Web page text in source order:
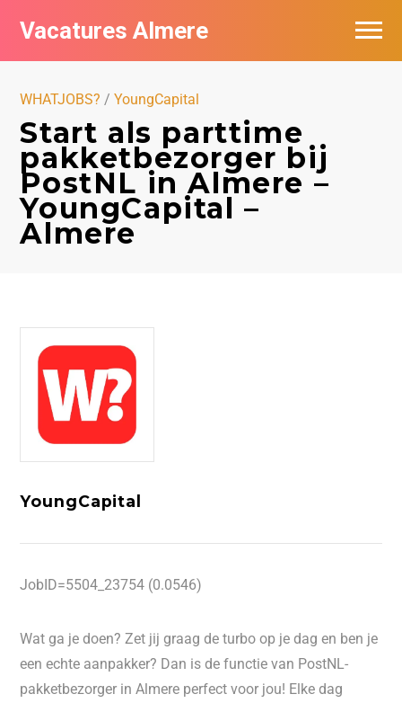
Vacatures Almere
WHATJOBS? /YoungCapital
Start als parttime
pakketbezorger bij
PostNL in Almere –
YoungCapital –
Almere
YoungCapital
JobID=5504_23754 (0.0546)
Wat ga je doen? Zet jij graag de turbo op je dag en ben je
een echte aanpakker? Dan is de functie van PostNL-
pakketbezorger in Almere perfect voor jou! Elke dag
Vacatures per bedrijf
De populairste vacatures in Almere
Nieuwsbrief feed